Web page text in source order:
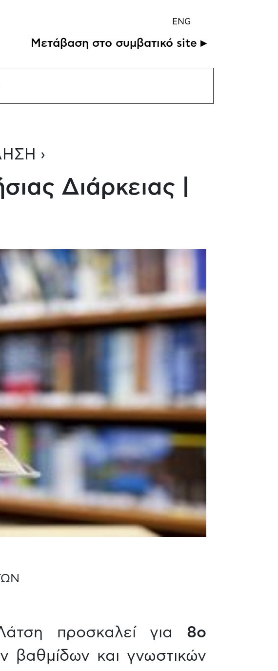
ENG
Μετάβαση στο συμβατικό site ▸
›
Διάρκειας |
προσκαλεί για 8ο
βαθμίδων και γνωστικών